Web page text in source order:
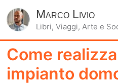
Marco Livio
Libri, Viaggi, Arte e
Come
impianto